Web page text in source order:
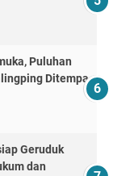
Puluhan
Ditempa
Geruduk
dan